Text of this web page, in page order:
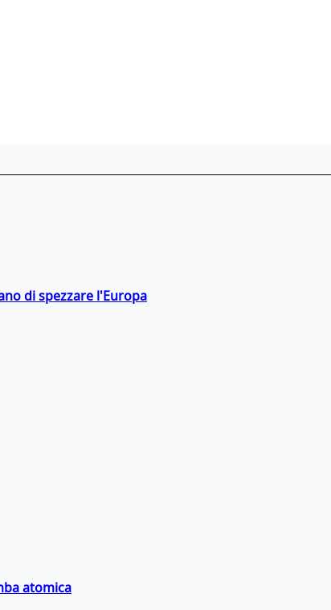
di spezzare l'Europa
atomica